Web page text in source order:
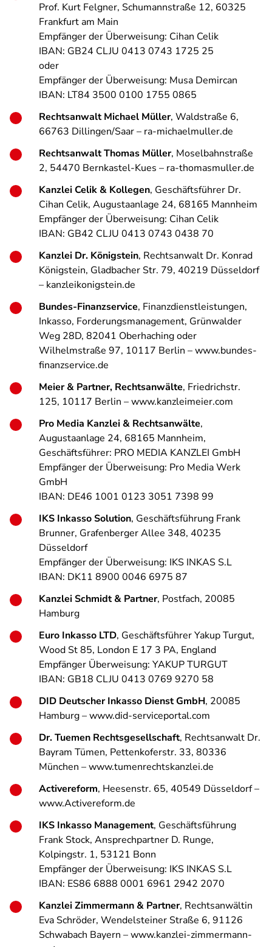
Prof. Kurt Felgner, Schumannstraße 12, 60325
Frankfurt am Main
Empfänger der Überweisung: Cihan Celik
IBAN: GB24 CLJU 0413 0743 1725 25
oder
Empfänger der Überweisung: Musa Demircan
IBAN: LT84 3500 0100 1755 0865
Rechtsanwalt Michael Müller, Waldstraße 6,
66763 Dillingen/Saar – ra-michaelmuller.de
Rechtsanwalt Thomas Müller, Moselbahnstraße
2, 54470 Bernkastel-Kues – ra-thomasmuller.de
Kanzlei Celik & Kollegen, Geschäftsführer Dr.
Cihan Celik, Augustaanlage 24, 68165 Mannheim
Empfänger der Überweisung: Cihan Celik
IBAN: GB42 CLJU 0413 0743 0438 70
Kanzlei Dr. Königstein, Rechtsanwalt Dr. Konrad
Königstein, Gladbacher Str. 79, 40219 Düsseldorf
– kanzleikonigstein.de
Bundes-Finanzservice, Finanzdienstleistungen,
Inkasso, Forderungsmanagement, Grünwalder
Weg 28D, 82041 Oberhaching oder
Wilhelmstraße 97, 10117 Berlin – www.bundes-
finanzservice.de
Meier & Partner, Rechtsanwälte, Friedrichstr.
125, 10117 Berlin – www.kanzleimeier.com
Pro Media Kanzlei & Rechtsanwälte,
Augustaanlage 24, 68165 Mannheim,
Geschäftsführer: PRO MEDIA KANZLEI GmbH
Empfänger der Überweisung: Pro Media Werk
GmbH
IBAN: DE46 1001 0123 3051 7398 99
IKS Inkasso Solution, Geschäftsführung Frank
Brunner, Grafenberger Allee 348, 40235
Düsseldorf
Empfänger der Überweisung: IKS INKAS S.L
IBAN: DK11 8900 0046 6975 87
Kanzlei Schmidt & Partner, Postfach, 20085
Hamburg
Euro Inkasso LTD, Geschäftsführer Yakup Turgut,
Wood St 85, London E 17 3 PA, England
Empfänger Überweisung: YAKUP TURGUT
IBAN: GB18 CLJU 0413 0769 9270 58
DID Deutscher Inkasso Dienst GmbH, 20085
Hamburg – www.did-serviceportal.com
Dr. Tuemen Rechtsgesellschaft, Rechtsanwalt Dr.
Bayram Tümen, Pettenkoferstr. 33, 80336
München – www.tumenrechtskanzlei.de
Activereform, Heesenstr. 65, 40549 Düsseldorf –
www.Activereform.de
IKS Inkasso Management, Geschäftsführung
Frank Stock, Ansprechpartner D. Runge,
Kolpingstr. 1, 53121 Bonn
Empfänger der Überweisung: IKS INKAS S.L
IBAN: ES86 6888 0001 6961 2942 2070
Kanzlei Zimmermann & Partner, Rechtsanwältin
Eva Schröder, Wendelsteiner Straße 6, 91126
Schwabach Bayern – www.kanzlei-zimmermann-